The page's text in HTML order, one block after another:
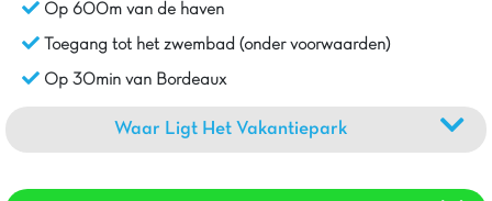
Op 600m van de haven
Toegang tot het zwembad (onder voorwaarden)
Op 30min van Bordeaux
Waar Ligt Het Vakantiepark